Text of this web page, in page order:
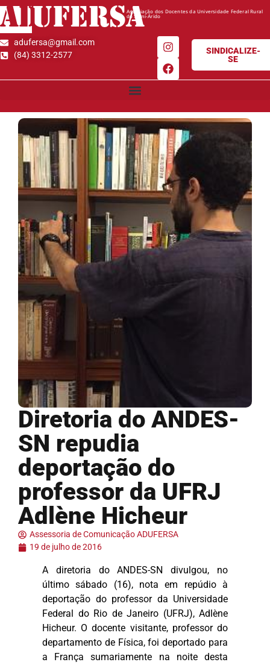
ADUFERSAAssociação dos Docentes da Universidade Federal Rural
do Semi-Árido
adufersa@gmail.com
(84) 3312-2577
SINDICALIZE-
SE
Diretoria do ANDES-
SN repudia
deportação do
professor da UFRJ
Adlène Hicheur
Assessoria de Comunicação ADUFERSA
19 de julho de 2016
A diretoria do ANDES-SN divulgou, no
último sábado (16), nota em repúdio à
deportação do professor da Universidade
Federal do Rio de Janeiro (UFRJ), Adlène
Hicheur. O docente visitante, professor do
departamento de Física, foi deportado para
a França sumariamente na noite desta